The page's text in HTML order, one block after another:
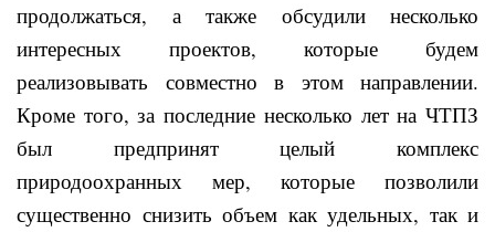
продолжаться, а также обсудили несколько
интересных проектов, которые будем
реализовывать совместно в этом направлении.
Кроме того, за последние несколько лет на ЧТПЗ
был предпринят целый комплекс
природоохранных мер, которые позволили
существенно снизить объем как удельных, так и